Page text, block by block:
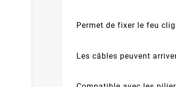
Permet de fixer le feu
Les câbles peuvent